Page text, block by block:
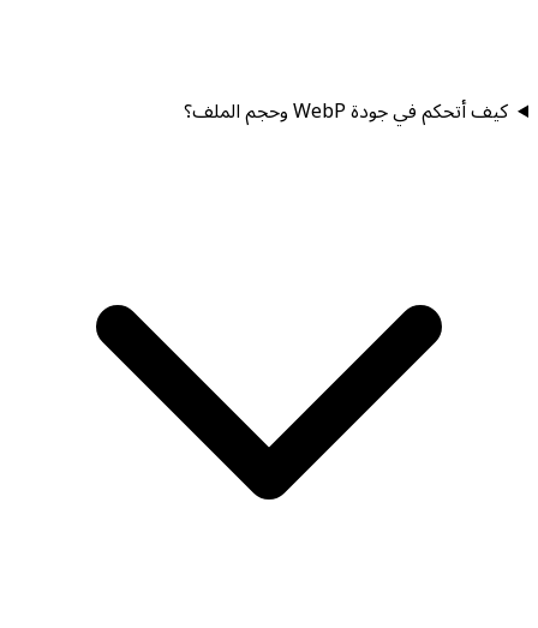
كيف أتحكم في جودة WebP وحجم الملف؟